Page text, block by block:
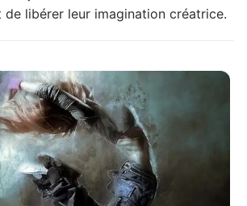
de libérer leur imagination créatrice.